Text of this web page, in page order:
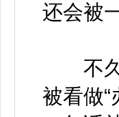
还会被
不久
被看做